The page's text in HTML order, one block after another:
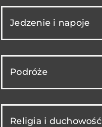
Jedzenie i napoje
Podróże
Religia i duchowość